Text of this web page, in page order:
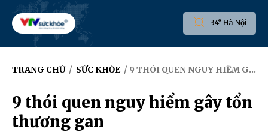
34° Hà Nội
TRANG CHỦ / SỨC KHỎE / 9 THÓI QUEN NGUY HIỂM GÂY TỔN THƯƠNG GAN
9 thói quen nguy hiểm gây tổn
thương gan